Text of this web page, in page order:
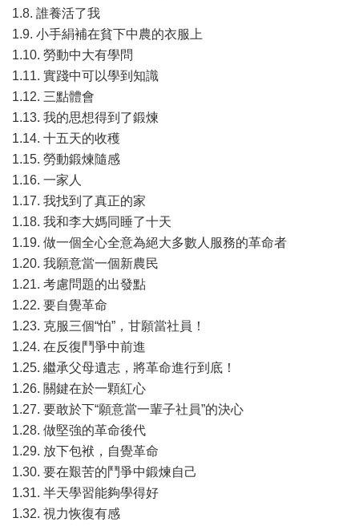
1.8. 誰養活了我
1.9. 小手絹補在貧下中農的衣服上
1.10. 勞動中大有學問
1.11. 實踐中可以學到知識
1.12. 三點體會
1.13. 我的思想得到了鍛煉
1.14. 十五天的收穫
1.15. 勞動鍛煉隨感
1.16. 一家人
1.17. 我找到了真正的家
1.18. 我和李大媽同睡了十天
1.19. 做一個全心全意為絕大多數人服務的革命者
1.20. 我願意當一個新農民
1.21. 考慮問題的出發點
1.22. 要自覺革命
1.23. 克服三個“怕”，甘願當社員！
1.24. 在反復鬥爭中前進
1.25. 繼承父母遺志，將革命進行到底！
1.26. 關鍵在於一顆紅心
1.27. 要敢於下“願意當一輩子社員”的決心
1.28. 做堅強的革命後代
1.29. 放下包袱，自覺革命
1.30. 要在艱苦的鬥爭中鍛煉自己
1.31. 半天學習能夠學得好
1.32. 視力恢復有感